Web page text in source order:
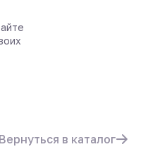
Вернуться в каталог